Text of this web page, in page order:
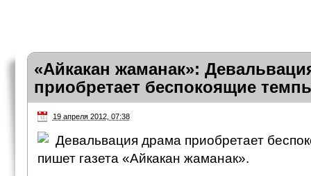
«Айкакан жаманак»:
приобретает беспокоящие
19 апреля 2012, 07:38
Девальвация драма приобретает
пишет газета «Айкакан жаманак».